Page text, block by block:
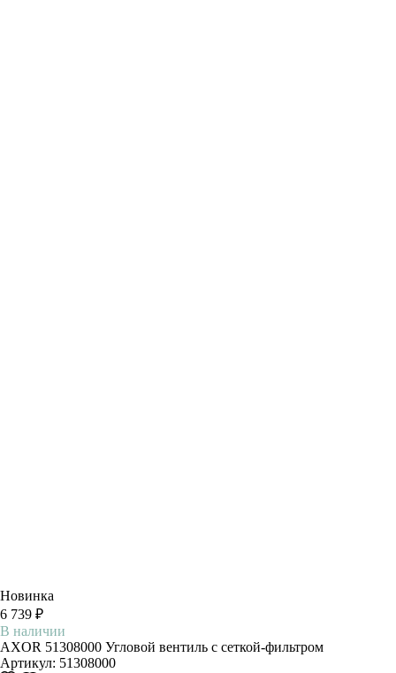
Новинка
6 739 ₽
В наличии
AXOR 51308000 Угловой вентиль с сеткой-фильтром
Артикул: 51308000